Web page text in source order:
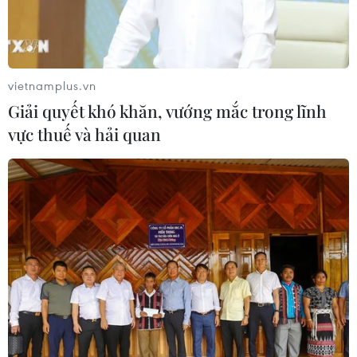
luật chống rửa tiền
04/08/2026 04:58
Xem thêm
CƠ QUAN CHỦ QUẢN: THÔNG TẤN XÃ VIỆT NAM
Tổng Biên tập: TRẦN TIẾN DUẨN
Phó Tổng Biên tập: NGUYỄN THỊ TÁM, KHÚC THANH
THỦY
Sở hữu trí tuệ
Quy định sử dụng
vietnamplus.vn
Giải quyết khó khăn, vướng mắc trong lĩnh
vực thuế và hải quan